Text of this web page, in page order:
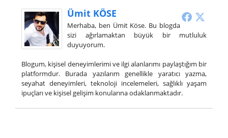
Ümit KÖSE
Merhaba, ben Ümit Köse. Bu blogda
sizi ağırlamaktan büyük bir mutluluk
duyuyorum.
Blogum, kişisel deneyimlerimi ve ilgi alanlarımı paylaştığım bir
platformdur. Burada yazılarım genellikle yaratıcı yazma,
seyahat deneyimleri, teknoloji incelemeleri, sağlıklı yaşam
ipuçları ve kişisel gelişim konularına odaklanmaktadır.